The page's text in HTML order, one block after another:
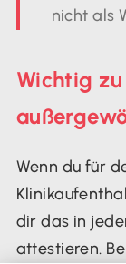
nicht als
Wichtig
Wenn du für
dir das in
attestieren.